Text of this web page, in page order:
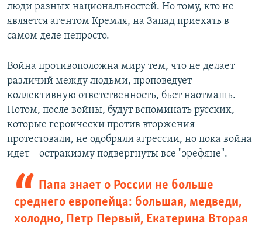
люди разных национальностей. Но тому, кто не
является агентом Кремля, на Запад приехать в
самом деле непросто.
Война противоположна миру тем, что не делает
различий между людьми, проповедует
коллективную ответственность, бьет наотмашь.
Потом, после войны, будут вспоминать русских,
которые героически против вторжения
протестовали, не одобряли агрессии, но пока война
идет – остракизму подвергнуты все "эрефяне".
Папа знает о России не больше
среднего европейца: большая, медведи,
холодно, Петр Первый, Екатерина Вторая